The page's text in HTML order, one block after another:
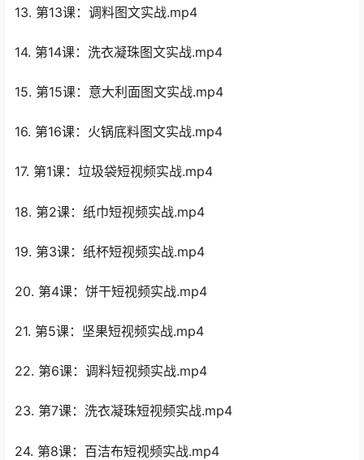
13. 第13课：调料图文实战.mp4
14. 第14课：洗衣凝珠图文实战.mp4
15. 第15课：意大利面图文实战.mp4
16. 第16课：火锅底料图文实战.mp4
17. 第1课：垃圾袋短视频实战.mp4
18. 第2课：纸巾短视频实战.mp4
19. 第3课：纸杯短视频实战.mp4
20. 第4课：饼干短视频实战.mp4
21. 第5课：坚果短视频实战.mp4
22. 第6课：调料短视频实战.mp4
23. 第7课：洗衣凝珠短视频实战.mp4
24. 第8课：百洁布短视频实战.mp4